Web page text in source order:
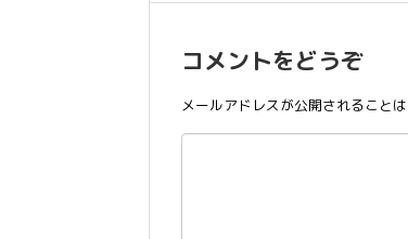
コメントをどうぞ
メールアドレスが公開されることは